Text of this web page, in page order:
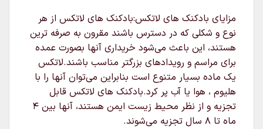
مزایای بادکنک های لاتکس:بادکنک های لاتکس از هر
نوع و شکلی که در دسترس باشند مقرون به صرفه ترین
هستند، این باعث می‌شود خریداری آنها بصورت عمده
برای مراسم و رویدادهای بزرگتر مناسب باشند.لاتکس
یک ماده بسیار متنوع است بنابراین می‌توان آنها را با
هلیوم ، هوا یا آب پر کرد.بادکنک های لاتکس قابل
تجزیه و از نظر محیط زیست ایمن هستند، آنها بین ۴
ماه تا ۸ سال تجزیه می‌شوند.